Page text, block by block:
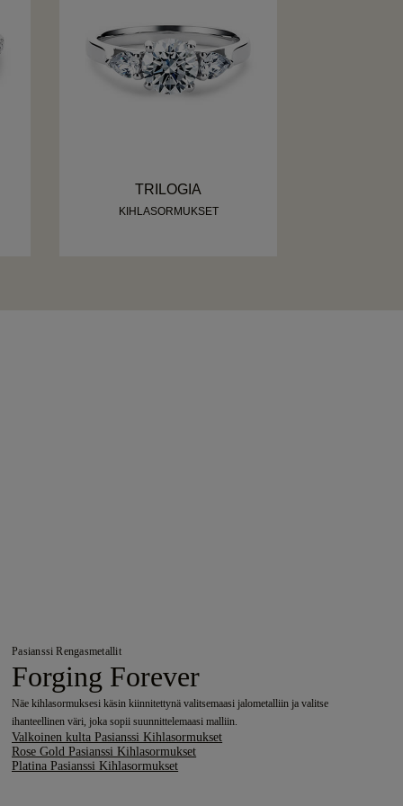
TRILOGIA
KIHLASORMUKSET
Pasianssi Rengasmetallit
Forging Forever
Näe kihlasormuksesi käsin kiinnitettynä valitsemaasi jalometalliin ja valitse
ihanteellinen väri, joka sopii suunnittelemaasi malliin.
Valkoinen kulta Pasianssi Kihlasormukset
Rose Gold Pasianssi Kihlasormukset
Platina Pasianssi Kihlasormukset